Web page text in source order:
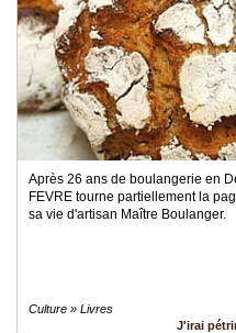
Après 26 ans de boulangerie en
FEVRE tourne partiellement la
sa vie d'artisan Maître Boulanger.
Culture » Livres
J'irai